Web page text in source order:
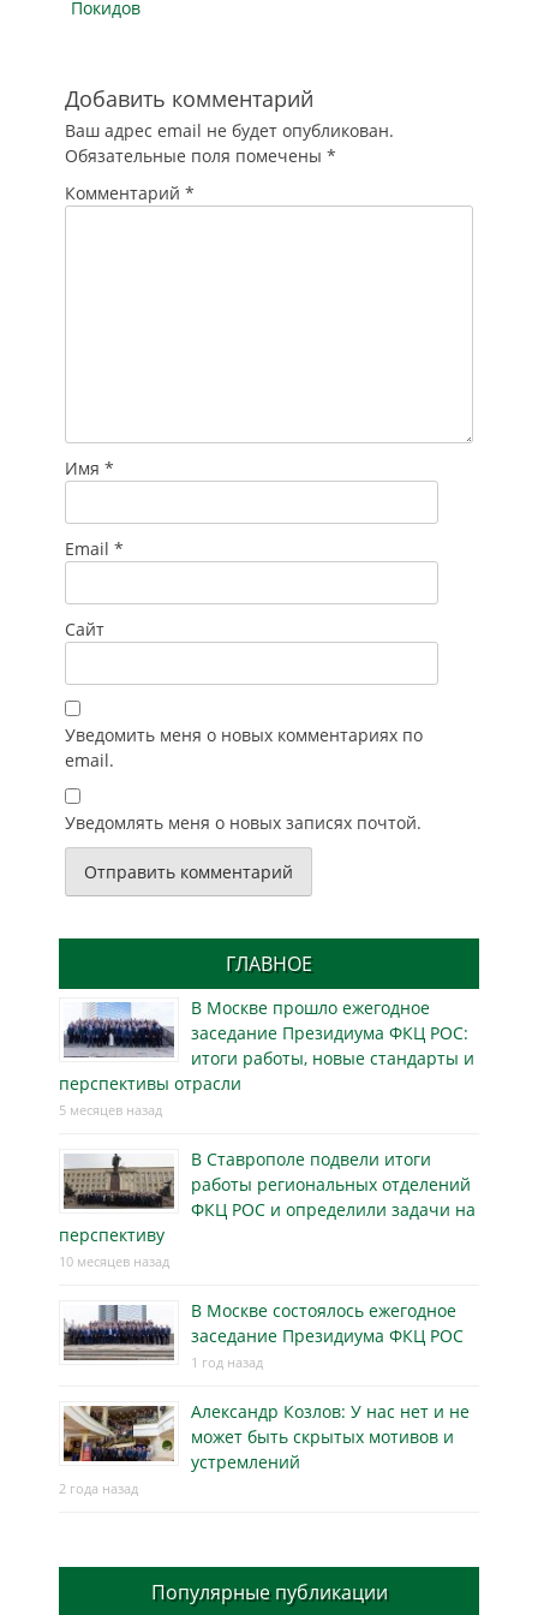
Рассказываем, что
Покидов
Добавить комментарий
Ваш адрес email не будет опубликован.
Обязательные поля помечены *
Комментарий *
Имя *
Email *
Сайт
Уведомить меня о новых комментариях по
email.
Уведомлять меня о новых записях почтой.
ГЛАВНОЕ
В Москве прошло ежегодное
заседание Президиума ФКЦ РОС:
итоги работы, новые стандарты и
перспективы отрасли
5 месяцев назад
В Ставрополе подвели итоги
работы региональных отделений
ФКЦ РОС и определили задачи на
перспективу
10 месяцев назад
В Москве состоялось ежегодное
заседание Президиума ФКЦ РОС
1 год назад
Александр Козлов: У нас нет и не
может быть скрытых мотивов и
устремлений
2 года назад
Популярные публикации